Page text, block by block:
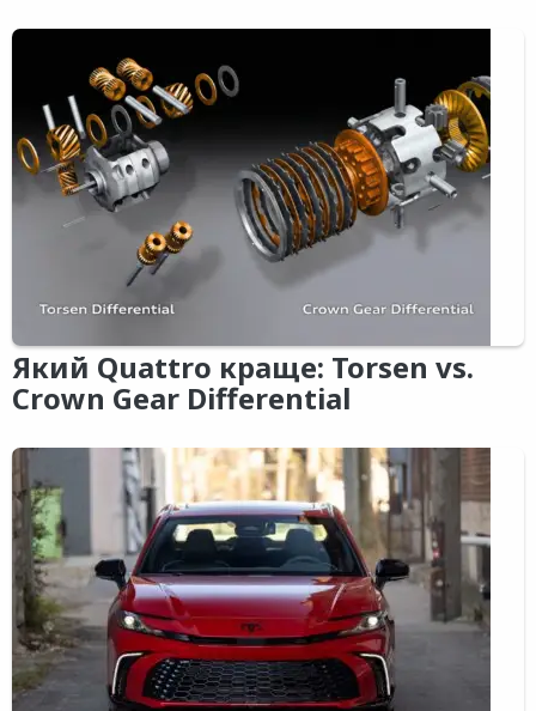
Який Quattro краще: Torsen vs.
Crown Gear Differential